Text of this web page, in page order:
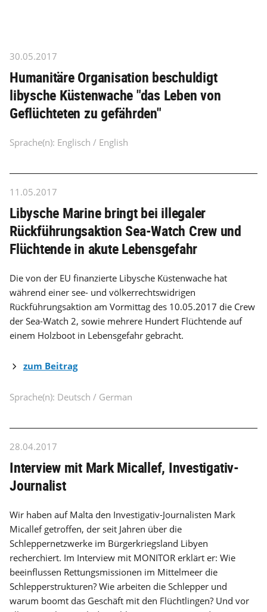
30.05.2017
Humanitäre Organisation beschuldigt
libysche Küstenwache "das Leben von
Geflüchteten zu gefährden"
Sprache(n): Englisch / English
11.05.2017
Libysche Marine bringt bei illegaler
Rückführungsaktion Sea-Watch Crew und
Flüchtende in akute Lebensgefahr
Die von der EU finanzierte Libysche Küstenwache hat
während einer see- und völkerrechtswidrigen
Rückführungsaktion am Vormittag des 10.05.2017 die Crew
der Sea-Watch 2, sowie mehrere Hundert Flüchtende auf
einem Holzboot in Lebensgefahr gebracht.
zum Beitrag
Sprache(n): Deutsch / German
28.04.2017
Interview mit Mark Micallef, Investigativ-
Journalist
Wir haben auf Malta den Investigativ-Journalisten Mark
Micallef getroffen, der seit Jahren über die
Schleppernetzwerke im Bürgerkriegsland Libyen
recherchiert. Im Interview mit MONITOR erklärt er: Wie
beeinflussen Rettungsmissionen im Mittelmeer die
Schlepperstrukturen? Wie arbeiten die Schlepper und
warum boomt das Geschäft mit den Flüchtlingen? Und vor